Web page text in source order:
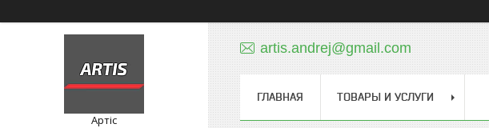
Артіс
artis.andrej@gmail.com
ГЛАВНАЯ ТОВАРЫ И УСЛУГИ